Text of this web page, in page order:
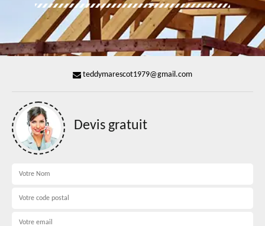
teddymarescot1979@gmail.com
Devis gratuit